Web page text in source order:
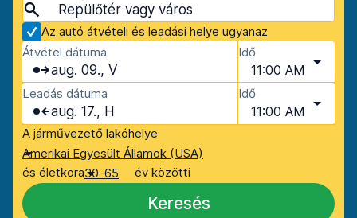
Az autó átvételi és leadási helye ugyanaz
Átvétel dátuma
aug. 09., V
Idő
11:00 AM
Leadás dátuma
aug. 17., H
Idő
11:00 AM
A járművezető lakóhelye
Amerikai Egyesült Államok (USA)
és életkora30-65 év közötti
Keresés